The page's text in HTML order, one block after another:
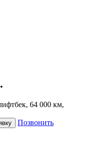
64 000 км,
Позвонить